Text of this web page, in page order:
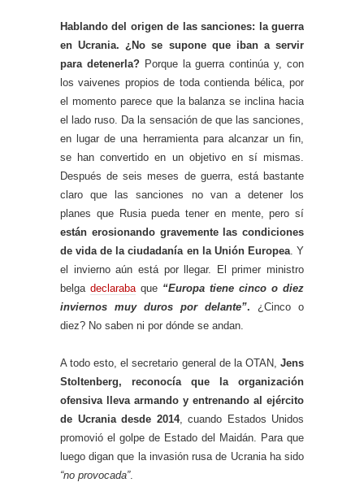
Hablando del origen de las sanciones: la guerra
en Ucrania. ¿No se supone que iban a servir
para detenerla?Porque la guerra continúa y, con
los vaivenes propios de toda contienda bélica, por
el momento parece que la balanza se inclina hacia
el lado ruso. Da la sensación de que las sanciones,
en lugar de una herramienta para alcanzar un fin,
se han convertido en un objetivo en sí mismas.
Después de seis meses de guerra, está bastante
claro que las sanciones no van a detener los
planes que Rusia pueda tener en mente, pero sí
están erosionando gravemente las condiciones
de vida de la ciudadanía en la Unión Europea. Y
el invierno aún está por llegar. El primer ministro
belga declarabaque “Europa tiene cinco o diez
inviernos muy duros por delante”. ¿Cinco o
diez? No saben ni por dónde se andan.
A todo esto, el secretario general de la OTAN, Jens
Stoltenberg, reconocía que la organización
ofensiva lleva armando y entrenando al ejército
de Ucrania desde 2014, cuando Estados Unidos
promovió el golpe de Estado del Maidán. Para que
luego digan que la invasión rusa de Ucrania ha sido
“no provocada”.